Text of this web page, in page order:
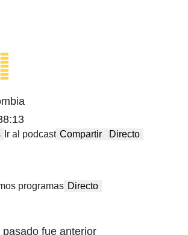
Ir al podcast Compartir Directo
programas Directo
fue anterior